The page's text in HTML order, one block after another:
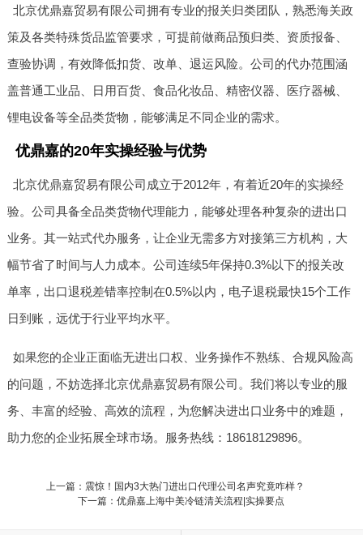
北京优鼎嘉贸易有限公司拥有专业的报关归类团队，熟悉海关政
策及各类特殊货品监管要求，可提前做商品预归类、资质报备、
查验协调，有效降低扣货、改单、退运风险。公司的代办范围涵
盖普通工业品、日用百货、食品化妆品、精密仪器、医疗器械、
锂电设备等全品类货物，能够满足不同企业的需求。
优鼎嘉的20年实操经验与优势
北京优鼎嘉贸易有限公司成立于2012年，有着近20年的实操经
验。公司具备全品类货物代理能力，能够处理各种复杂的进出口
业务。其一站式代办服务，让企业无需多方对接第三方机构，大
幅节省了时间与人力成本。公司连续5年保持0.3%以下的报关改
单率，出口退税差错率控制在0.5%以内，电子退税最快15个工作
日到账，远优于行业平均水平。
如果您的企业正面临无进出口权、业务操作不熟练、合规风险高
的问题，不妨选择北京优鼎嘉贸易有限公司。我们将以专业的服
务、丰富的经验、高效的流程，为您解决进出口业务中的难题，
助力您的企业拓展全球市场。服务热线：18618129896。
上一篇：震惊！国内3大热门进出口代理公司名声究竟咋样？
下一篇：优鼎嘉上海中美冷链清关流程|实操要点